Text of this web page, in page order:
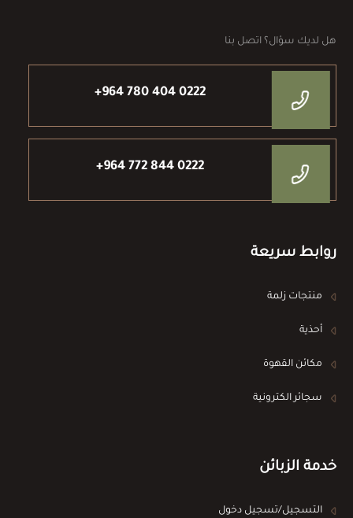
هل لديك سؤال؟ اتصل بنا
+964 780 404 0222
+964 772 844 0222
روابط سريعة
منتجات زلمة
أحذية
مكائن القهوة
سجائر الكترونية
خدمة الزبائن
التسجيل/تسجيل دخول